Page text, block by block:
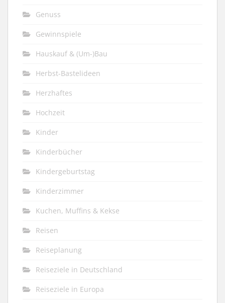
Genuss
Gewinnspiele
Hauskauf & (Um-)Bau
Herbst-Bastelideen
Herzhaftes
Hochzeit
Kinder
Kinderbücher
Kindergeburtstag
Kinderzimmer
Kuchen, Muffins & Kekse
Reisen
Reiseplanung
Reiseziele in Deutschland
Reiseziele in Europa